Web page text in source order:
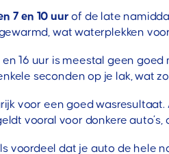
7 en 10 uur of de late
wat waterplekken
en 16 uur is meestal geen
seconden op je lak, wat
voor een goed
vooral voor donkere
voordeel dat je auto de hele